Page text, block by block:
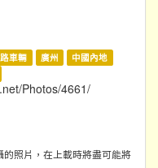
車輛 廣州
中國內地
Photos/4661/
照片，在上載時將盡可能將